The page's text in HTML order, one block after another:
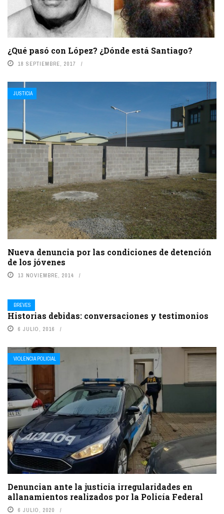
¿Qué pasó con López? ¿Dónde está Santiago?
18 SEPTIEMBRE, 2017
JUSTICIA
Nueva denuncia por las condiciones de detención
de los jóvenes
13 NOVIEMBRE, 2014
BREVES
Historias debidas: conversaciones y testimonios
6 JULIO, 2016
VIOLENCIA POLICIAL
Denuncian ante la justicia irregularidades en
allanamientos realizados por la Policía Federal
6 JULIO, 2020